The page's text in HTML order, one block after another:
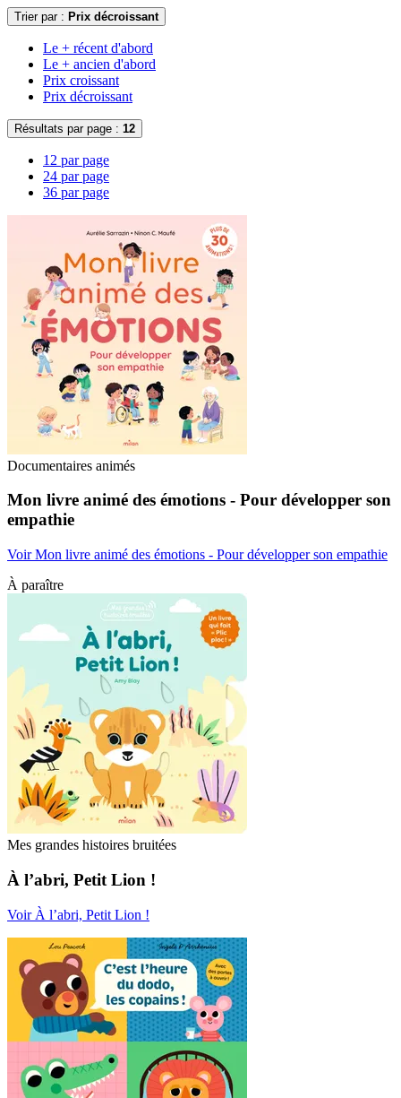
Trier par : Prix décroissant
Le + récent d'abord
Le + ancien d'abord
Prix croissant
Prix décroissant
Résultats par page : 12
12 par page
24 par page
36 par page
Documentaires animés
Mon livre animé des émotions - Pour développer son
empathie
Voir Mon livre animé des émotions - Pour développer son empathie
À paraître
Mes grandes histoires bruitées
À l’abri, Petit Lion !
Voir À l’abri, Petit Lion !